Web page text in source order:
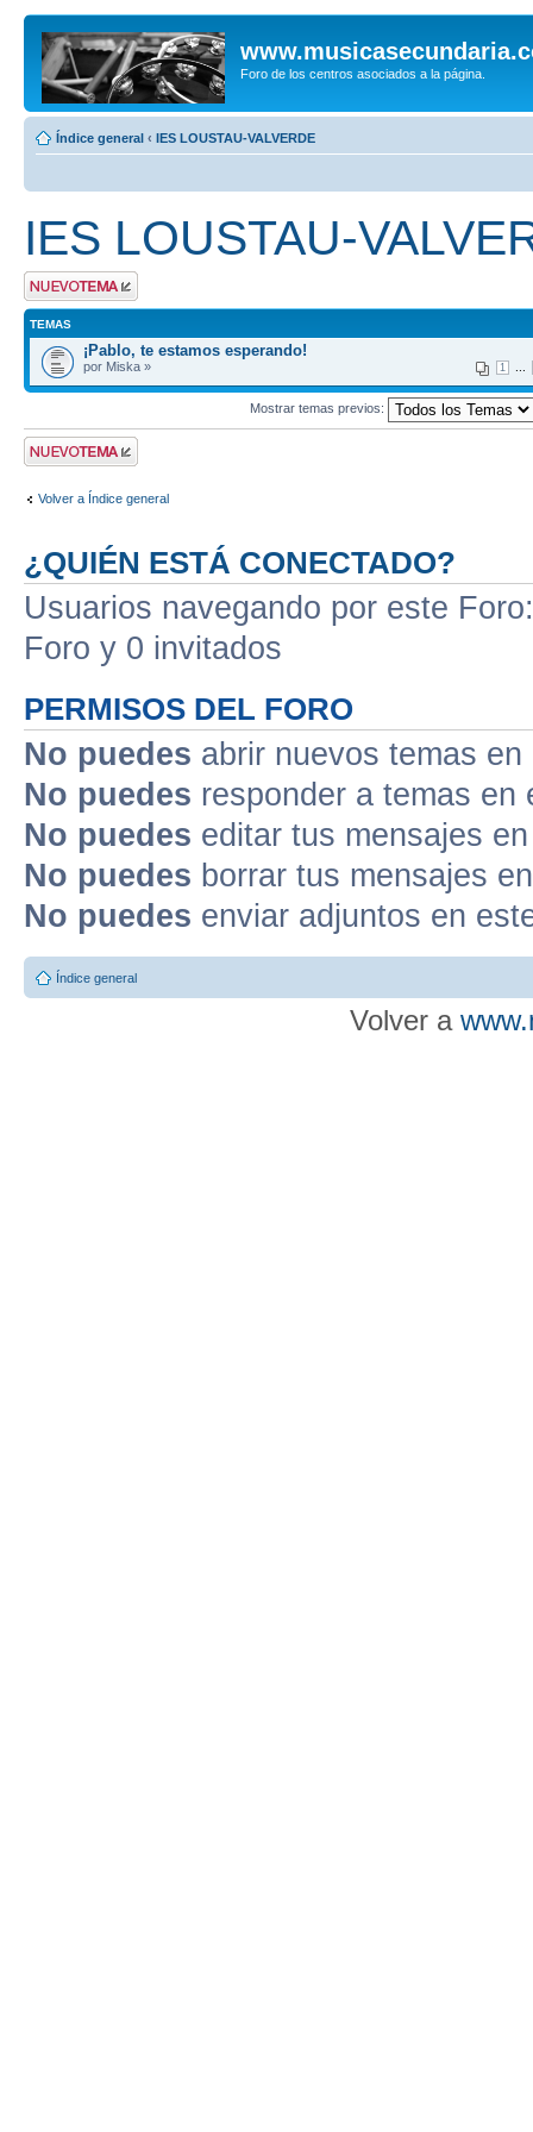
Foro de los centros asociados a la página.
Índice general ‹ IES LOUSTAU-VALVERDE
IES LOUSTAU-
Publicar un nuevo
tema
TEMAS
¡Pablo, te estamos esperando!
1
por Miska »
Mostrar temas previos:
Publicar un nuevo
tema
Volver a Índice general
¿QUIÉN ESTÁ CONECTADO?
Usuarios navegando por este
Foro y 0 invitados
PERMISOS DEL FORO
No puedes abrir nuevos temas
No puedes responder a temas en
No puedes editar tus mensajes
No puedes borrar tus mensajes
No puedes enviar adjuntos en
Índice general
Volver a